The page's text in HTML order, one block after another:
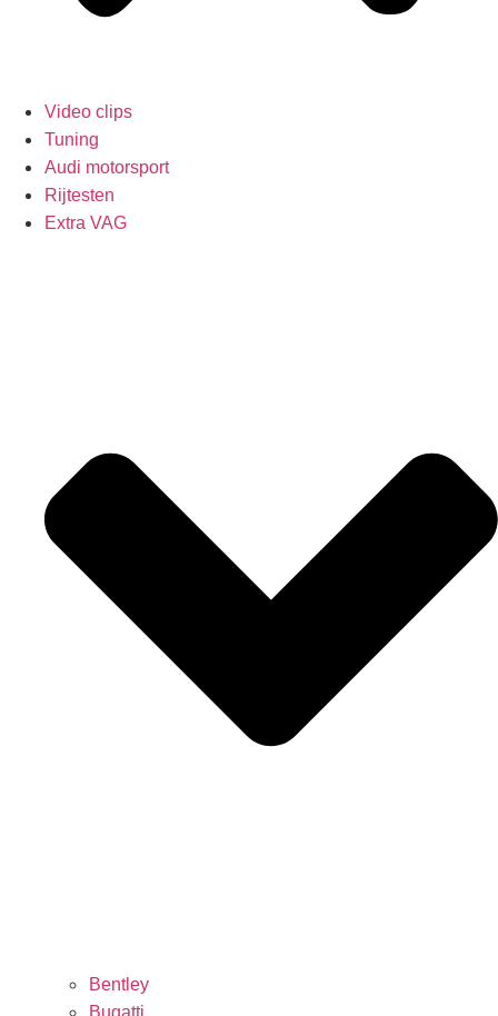
Video clips
Tuning
Audi motorsport
Rijtesten
Extra VAG
Bentley
Bugatti